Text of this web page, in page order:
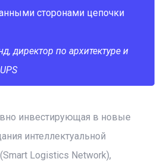
сторонами цепочки
директор по архитектуре и
инвестирующая в новые
интеллектуальной
Logistics Network),